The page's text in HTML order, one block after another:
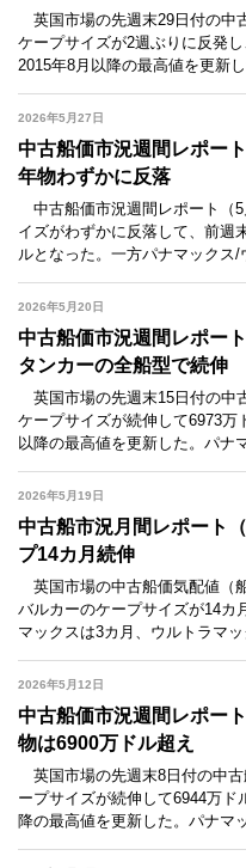
英国市場の先週末29日付の中
ケープサイズが2週ぶりに反発
2015年8月以降の最高値を更新
2026年5月27日
中古船価市況週間レポー
年物わずかに反落
中古船価市況週間レポート（
イズがわずかに反落して、前週
ルとなった。一方パナマックス/
2026年5月20日
中古船価市況週間レポー
タンカーの全船型で続伸
英国市場の先週末15日付の中
ケープサイズが続伸して6973万
以降の最高値を更新した。パナ
2026年5月19日
中古船市況月間レポート
プ14カ月続伸
英国市場の中古船価気配値（
バルカーのケープサイズが14カ
マックスは3カ月、ウルトラマッ
2026年5月12日
中古船価市況週間レポー
物は6900万ドル超え
英国市場の先週末8日付の中
ープサイズが続伸して6944万ド
降の最高値を更新した。パナマ